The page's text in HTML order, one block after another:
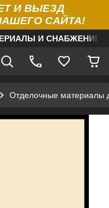
И ВЫЕЗД
САЙТА!
И
Отделочные материалы